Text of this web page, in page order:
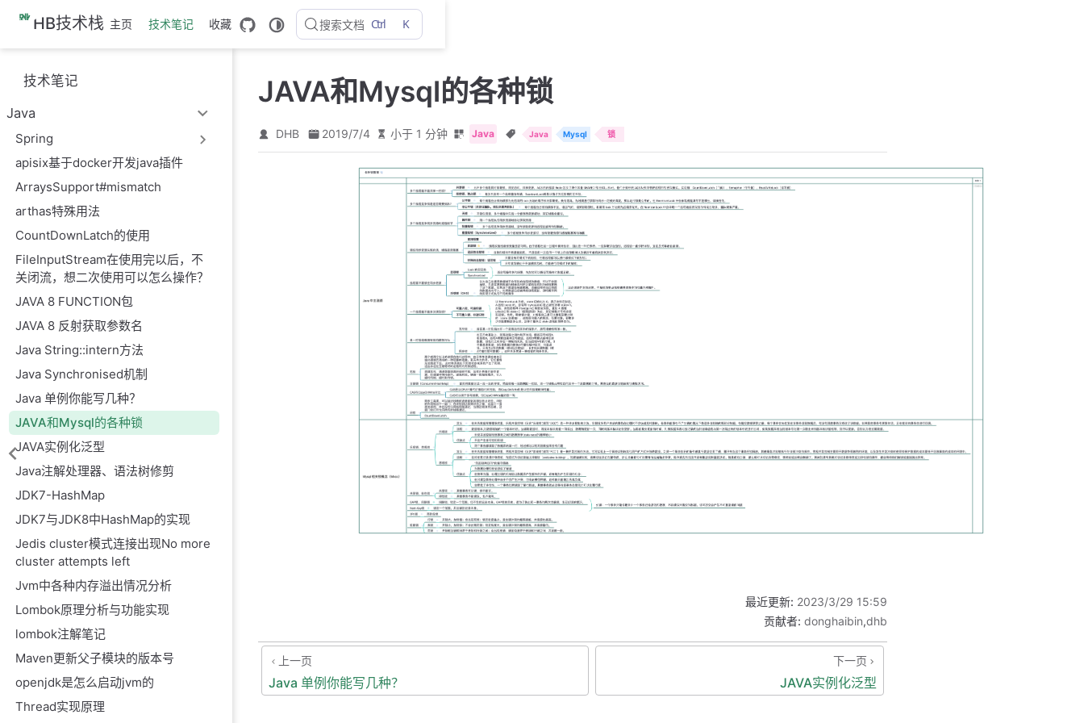
跳
主
要
內
HB技术栈 主页 技术笔记 收藏 搜索文档 Ctrl K
技术笔记
Java
Spring
apisix基于docker开发java插件
ArraysSupport#mismatch
arthas特殊用法
CountDownLatch的使用
FileInputStream在使用完以后，不
关闭流，想二次使用可以怎么操作？
JAVA 8 FUNCTION包
JAVA 8 反射获取参数名
Java String::intern方法
Java Synchronised机制
Java 单例你能写几种？
JAVA和Mysql的各种锁
JAVA实例化泛型
Java注解处理器、语法树修剪
JDK7-HashMap
JDK7与JDK8中HashMap的实现
Jedis cluster模式连接出现No more
cluster attempts left
Jvm中各种内存溢出情况分析
Lombok原理分析与功能实现
lombok注解笔记
Maven更新父子模块的版本号
openjdk是怎么启动jvm的
Thread实现原理
JAVA和Mysql的各种锁
DHB 2019/7/4 小于 1 分钟 Java Java Mysql 锁
最近更新: 2023/3/29 15:59
贡献者: donghaibin,dhb
上一页
Java 单例你能写几种？
下一页
JAVA实例化泛型